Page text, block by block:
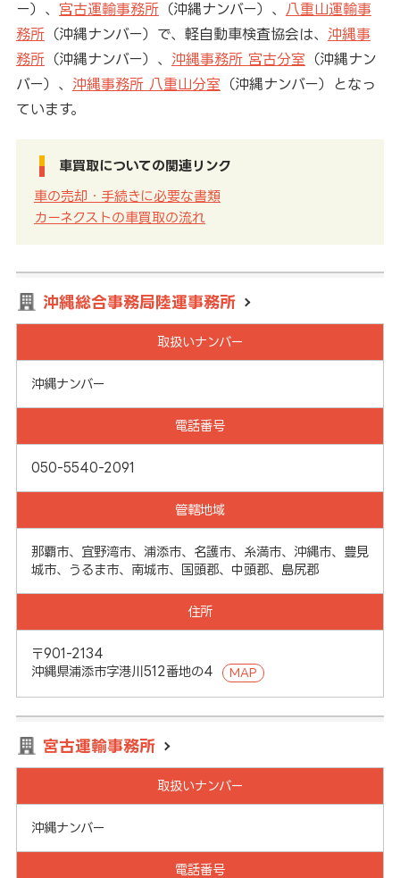
ー）、 宮古運輸事務所（沖縄ナンバー）、 八重山運輸事
務所（沖縄ナンバー）で、軽自動車検査協会は、 沖縄事
務所（沖縄ナンバー）、 沖縄事務所 宮古分室 （沖縄ナン
バー）、 沖縄事務所 八重山分室 （沖縄ナンバー）となっ
ています。
車買取についての関連リンク
車の売却・手続きに必要な書類
カーネクストの車買取の流れ
沖縄総合事務局陸運事務所
取扱いナンバー
沖縄ナンバー
電話番号
050-5540-2091
管轄地域
那覇市、宜野湾市、浦添市、名護市、糸満市、沖縄市、豊見
城市、うるま市、南城市、国頭郡、中頭郡、島尻郡
住所
〒901-2134
沖縄県浦添市字港川512番地の4
MAP
宮古運輸事務所
取扱いナンバー
沖縄ナンバー
電話番号